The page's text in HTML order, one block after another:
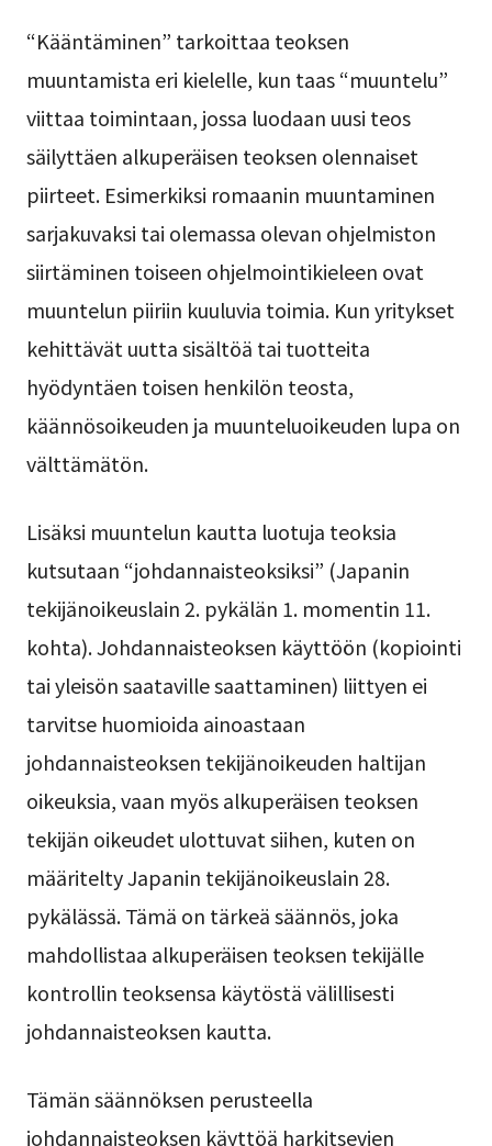
“Kääntäminen” tarkoittaa teoksen
muuntamista eri kielelle, kun taas “muuntelu”
viittaa toimintaan, jossa luodaan uusi teos
säilyttäen alkuperäisen teoksen olennaiset
piirteet. Esimerkiksi romaanin muuntaminen
sarjakuvaksi tai olemassa olevan ohjelmiston
siirtäminen toiseen ohjelmointikieleen ovat
muuntelun piiriin kuuluvia toimia. Kun yritykset
kehittävät uutta sisältöä tai tuotteita
hyödyntäen toisen henkilön teosta,
käännösoikeuden ja muunteluoikeuden lupa on
välttämätön.
Lisäksi muuntelun kautta luotuja teoksia
kutsutaan “johdannaisteoksiksi” (Japanin
tekijänoikeuslain 2. pykälän 1. momentin 11.
kohta). Johdannaisteoksen käyttöön (kopiointi
tai yleisön saataville saattaminen) liittyen ei
tarvitse huomioida ainoastaan
johdannaisteoksen tekijänoikeuden haltijan
oikeuksia, vaan myös alkuperäisen teoksen
tekijän oikeudet ulottuvat siihen, kuten on
määritelty Japanin tekijänoikeuslain 28.
pykälässä. Tämä on tärkeä säännös, joka
mahdollistaa alkuperäisen teoksen tekijälle
kontrollin teoksensa käytöstä välillisesti
johdannaisteoksen kautta.
Tämän säännöksen perusteella
johdannaisteoksen käyttöä harkitsevien